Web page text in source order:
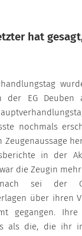
hat
der EG Deuben
nochmals
Zeugenaussage
in der
die Zeugin
nach sei der
über ihren
gegangen.
als die, die ihr